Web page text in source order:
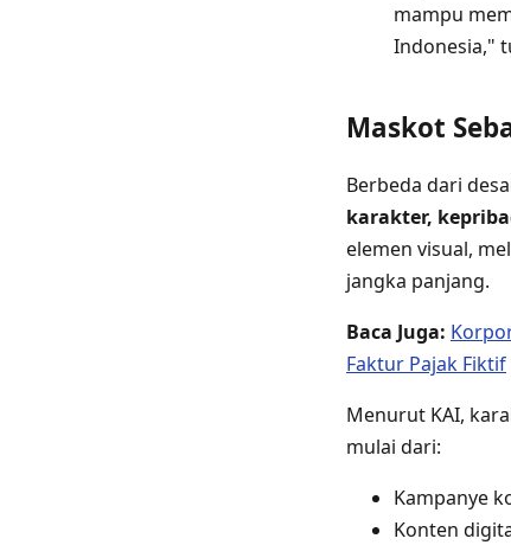
mampu
Indonesia,"
Maskot
Berbeda dari
karakter,
elemen visual,
jangka panjang.
Baca Juga:
Faktur Pajak Fiktif
Menurut KAI,
mulai dari:
Kampanye
Konten